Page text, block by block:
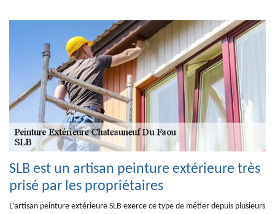
SLB est un artisan peinture extérieure très
prisé par les propriétaires
L’artisan peinture extérieure SLB exerce ce type de métier depuis plusieurs